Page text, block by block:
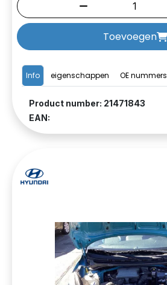
Info eigenschappen OE nummers
Product number: 21471843
EAN:
Toevoegen